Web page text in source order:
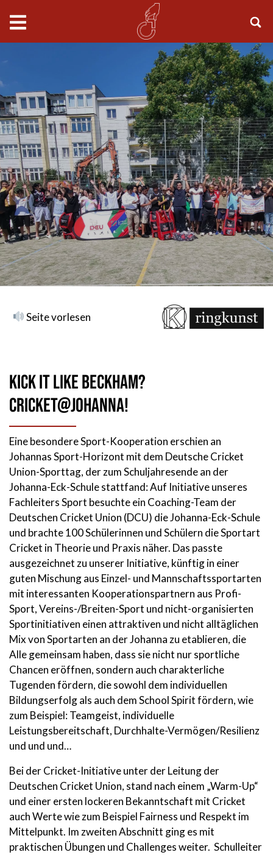
Seite vorlesen
Kick it like Beckham?
Cricket@Johanna!
Eine besondere Sport-Kooperation erschien an
Johannas Sport-Horizont mit dem Deutsche Cricket
Union-Sporttag, der zum Schuljahresende an der
Johanna-Eck-Schule stattfand: Auf Initiative unseres
Fachleiters Sport besuchte ein Coaching-Team der
Deutschen Cricket Union (DCU) die Johanna-Eck-Schule
und brachte 100 Schülerinnen und Schülern die Sportart
Cricket in Theorie und Praxis näher. Das passte
ausgezeichnet zu unserer Initiative, künftig in einer
guten Mischung aus Einzel- und Mannschaftssportarten
mit interessanten Kooperationspartnern aus Profi-
Sport, Vereins-/Breiten-Sport und nicht-organisierten
Sportinitiativen einen attraktiven und nicht alltäglichen
Mix von Sportarten an der Johanna zu etablieren, die
Alle gemeinsam haben, dass sie nicht nur sportliche
Chancen eröffnen, sondern auch charakterliche
Tugenden fördern, die sowohl dem individuellen
Bildungserfolg als auch dem School Spirit fördern, wie
zum Beispiel: Teamgeist, individuelle
Leistungsbereitschaft, Durchhalte-Vermögen/Resilienz
und und und…
Bei der Cricket-Initiative unter der Leitung der
Deutschen Cricket Union, stand nach einem „Warm-Up“
und einer ersten lockeren Bekanntschaft mit Cricket
auch Werte wie zum Beispiel Fairness und Respekt im
Mittelpunkt. Im zweiten Abschnitt ging es mit
praktischen Übungen und Challenges weiter. Schulleiter